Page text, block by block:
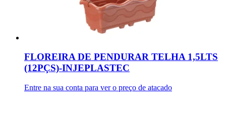
FLOREIRA DE PENDURAR TELHA 1,5LTS
(12PÇS)-INJEPLASTEC
Entre na sua conta para ver o preço de atacado